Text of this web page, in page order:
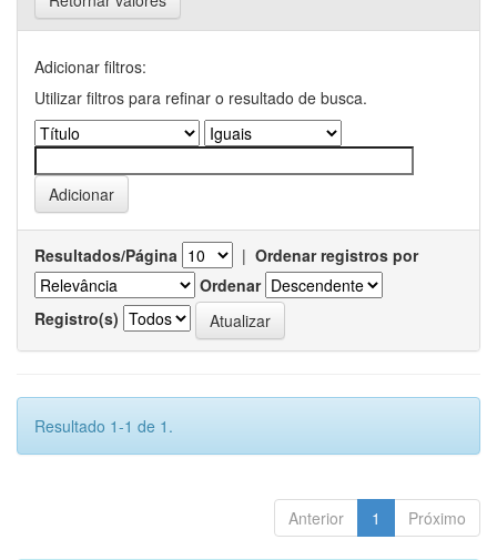
Adicionar filtros:
Utilizar filtros para refinar o resultado de busca.
Resultados/Página | Ordenar registros por
Ordenar
Registro(s)
Resultado 1-1 de 1.
Anterior 1 Próximo